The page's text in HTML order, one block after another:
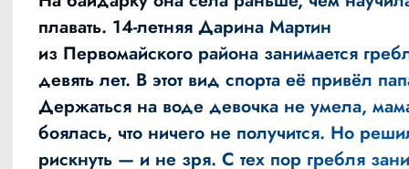
плавать. 14-летняя Дарина Мартин
из Первомайского района занимается
девять лет. В этот вид спорта её привёл
Держаться на воде девочка не умела,
боялась, что ничего не получится. Но
рискнуть — и не зря. С тех пор гребля